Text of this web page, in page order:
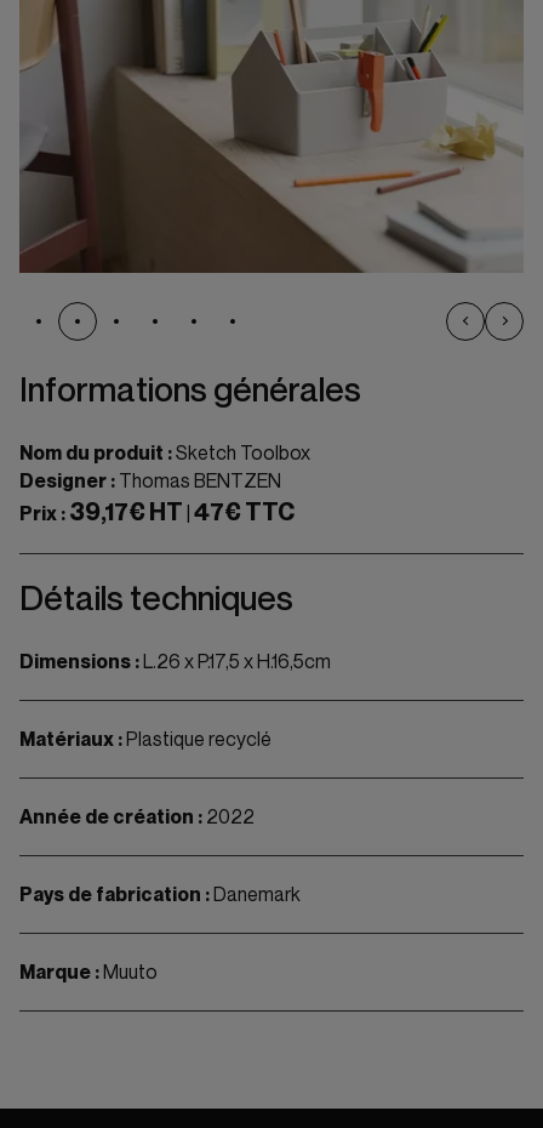
Informations générales
Nom du produit :Sketch Toolbox
Designer : Thomas BENTZEN
Prix : 39,17€ HT 47€ TTC
Détails techniques
Dimensions :L.26 x P.17,5 x H.16,5cm
Matériaux :Plastique recyclé
Année de création : 2022
Pays de fabrication :Danemark
Marque :Muuto